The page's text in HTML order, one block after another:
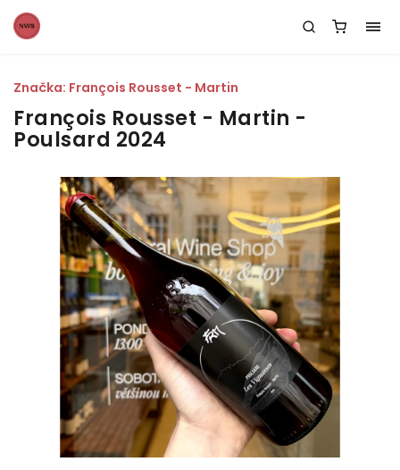
François Rousset - Martin -
Poulsard 2024
Značka: François Rousset - Martin